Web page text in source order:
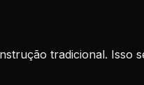
tradicional. Isso